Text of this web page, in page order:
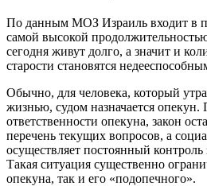
По данным МОЗ Израиль входит в
самой высокой
сегодня живут долго, а значит и
старости становятся
Обычно, для человека, который
жизнью, судом назначается опекун.
ответственности опекуна, закон
перечень текущих вопросов, а
осуществляет постоянный
Такая ситуация существенно
опекуна, так и его «подопечного».